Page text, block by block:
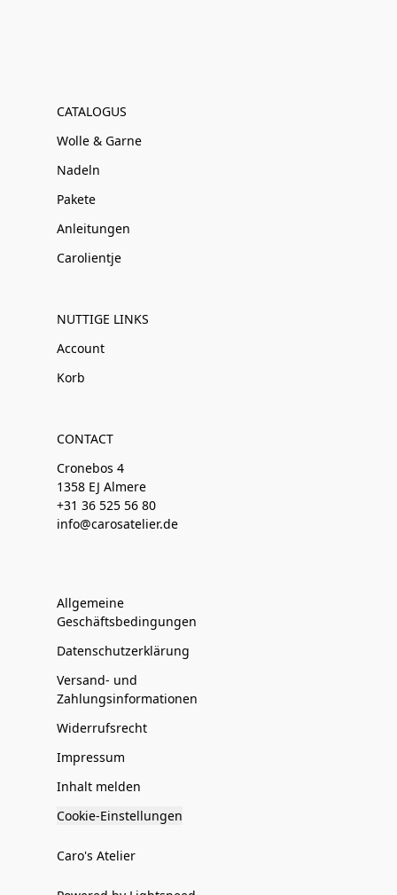
CATALOGUS
Wolle & Garne
Nadeln
Pakete
Anleitungen
Carolientje
NUTTIGE LINKS
Account
Korb
CONTACT
Cronebos 4
1358 EJ Almere
+31 36 525 56 80
info@carosatelier.de
Allgemeine
Geschäftsbedingungen
Datenschutzerklärung
Versand- und
Zahlungsinformationen
Widerrufsrecht
Impressum
Inhalt melden
Cookie-Einstellungen
Caro's Atelier